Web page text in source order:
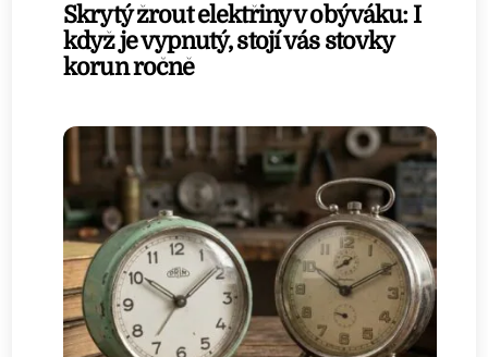
Skrytý žrout elektřiny v obýváku: I
když je vypnutý, stojí vás stovky
korun ročně